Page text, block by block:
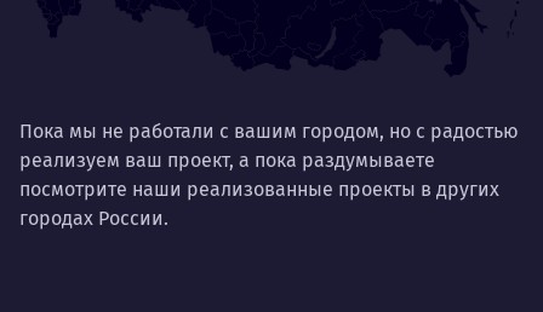
Пока мы не работали с вашим городом, но с радостью
реализуем ваш проект, а пока раздумываете
посмотрите наши реализованные проекты в других
городах России.